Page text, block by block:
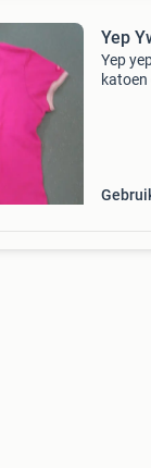
Yep
Yep